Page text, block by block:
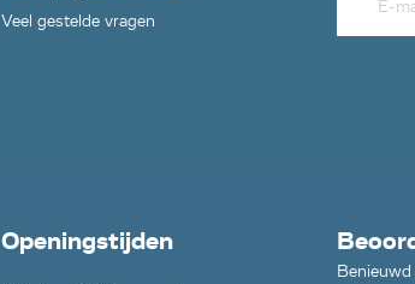
Veel gestelde vragen
Openingstijden